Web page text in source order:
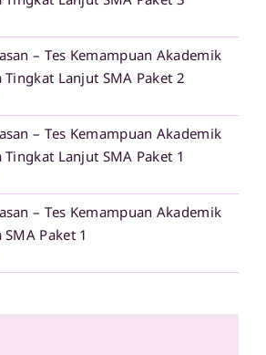
– Tes Kemampuan Akademik
Lanjut SMA Paket 2
– Tes Kemampuan Akademik
Lanjut SMA Paket 1
– Tes Kemampuan Akademik
Paket 1